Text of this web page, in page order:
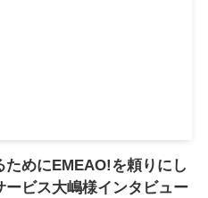
ためにEMEAO!を頼りにし
ビス大嶋様インタビュー